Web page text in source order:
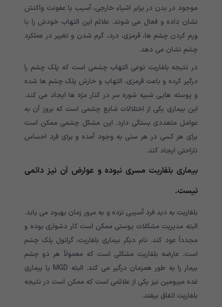
موجود در بدن در برابر اشیاء خارجی، آسیب یا عفونت واکنش
نشان داده و فعال می شوند. علائم این التهاب خودش را با
ورم کردن چشم ها، قرمزی، درد، گرم شدن و تغییر در عملکرد
چشم نشان می دهد.
در نتیجه بلفاریت نوعی التهاب چشمی است که پلک چشم را
درگیر کرده و باعث قرمزی، التهاب و خارش پلک چشم ها شده
و پوسته هایی شبیه شوره سر در کنار مژه ها ایجاد می کند.
این بیماری یکی از اختلالات شایع چشمی است که بروز آن به
عوامل متعددی بستگی دارد. این مشکل چشمی ممکن است
برای هر کسی در هر سنی به وجود آمده و برای فرد احساس
ناراحتی ایجاد کند.
بیماری بلفاریت مسری نبوده و عوارض آن نیز دائمی
نیست.
بلفاریت به دید فرد آسیبی نزده و به مرور زمان بهبود می یابد.
البته مدیریت مشکلات پوستی ممکن است کار دشواری بوده و
مجدداً عود کند. نام دیگر بیماری بلفاریت، گرانول پلک چشم
است. عارضه بلفاریت مشکلی است که معمولاً هر دو چشم
بیمار را به طور همزمان درگیر می کند. البته MGD یا بیماری
غده میبومین نیز یکی از علائمی است که ممکن است در نتیجه
بلفاریت اتفاق بیفتد.